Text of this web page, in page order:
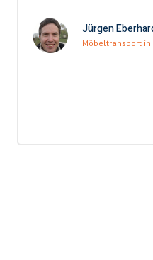
Jürgen
Möbeltransport in